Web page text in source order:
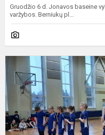
Gruodžio 6 d. Jonavos baseine
varžybos. Berniukų pl...